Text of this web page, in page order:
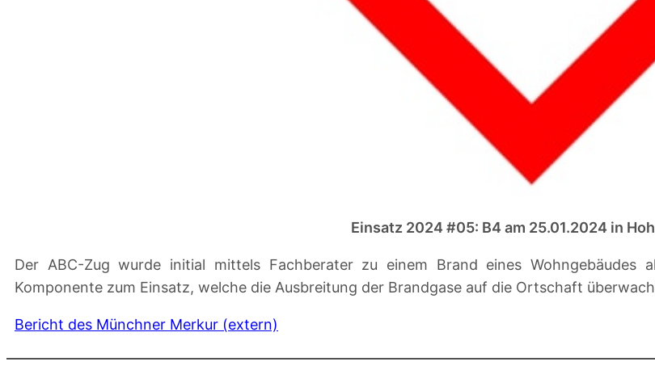
Einsatz 2024 #05: B4 am 25.01.2024 in
Der ABC-Zug wurde initial mittels Fachberater zu einem Brand eines Wohngebäudes
Komponente zum Einsatz, welche die Ausbreitung der Brandgase auf die Ortschaft
Bericht des Münchner Merkur (extern)